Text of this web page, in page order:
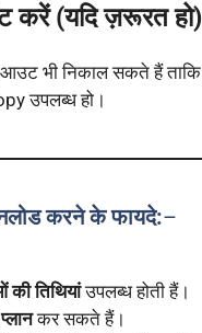
करें (यदि ज़रूरत हो)
भी निकाल सकते हैं ताकि
उपलब्ध हो।
करने के फायदे:–
की तिथियांउपलब्ध होती हैं।
कर सकते हैं।